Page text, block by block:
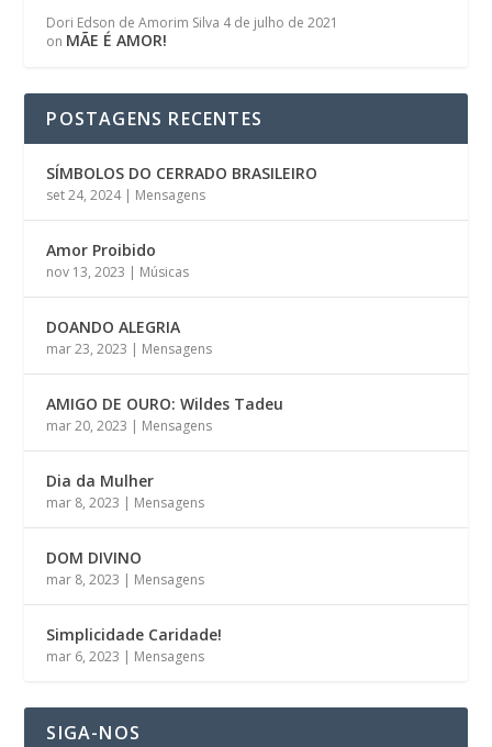
Dori Edson de Amorim Silva 4 de julho de 2021
on MÃE É AMOR!
POSTAGENS RECENTES
SÍMBOLOS DO CERRADO BRASILEIRO
set 24, 2024| Mensagens
Amor Proibido
nov 13, 2023 | Músicas
DOANDO ALEGRIA
mar 23, 2023 | Mensagens
AMIGO DE OURO: Wildes Tadeu
mar 20, 2023 | Mensagens
Dia da Mulher
mar 8, 2023 | Mensagens
DOM DIVINO
mar 8, 2023 | Mensagens
Simplicidade Caridade!
mar 6, 2023 | Mensagens
SIGA-NOS